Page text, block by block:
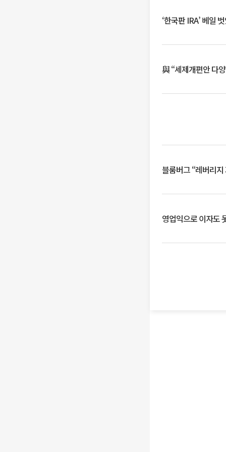
‘한국판 IRA’ 베일
與 “세제개편안 다
블룸버그 “레버리
영업익으로 이자도